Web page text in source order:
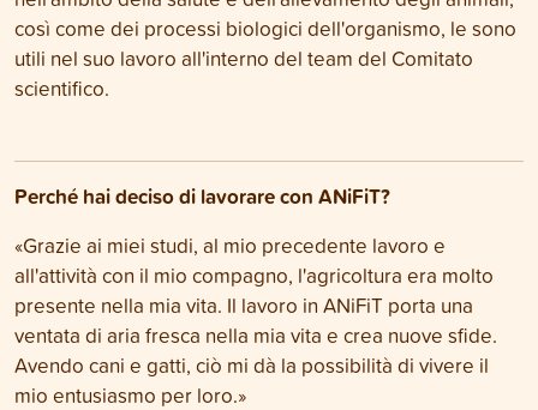
così come dei processi biologici dell'organismo, le sono
utili nel suo lavoro all'interno del team del Comitato
scientifico.
Perché hai deciso di lavorare con ANiFiT?
«Grazie ai miei studi, al mio precedente lavoro e
all'attività con il mio compagno, l'agricoltura era molto
presente nella mia vita. Il lavoro in ANiFiT porta una
ventata di aria fresca nella mia vita e crea nuove sfide.
Avendo cani e gatti, ciò mi dà la possibilità di vivere il
mio entusiasmo per loro.»